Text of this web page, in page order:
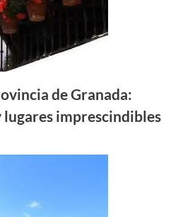
de Granada:
lugares imprescindibles